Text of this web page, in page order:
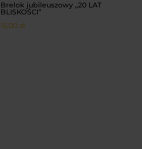
Brelok jubileuszowy „20 LAT
BLISKOŚCI”
15,00 zł